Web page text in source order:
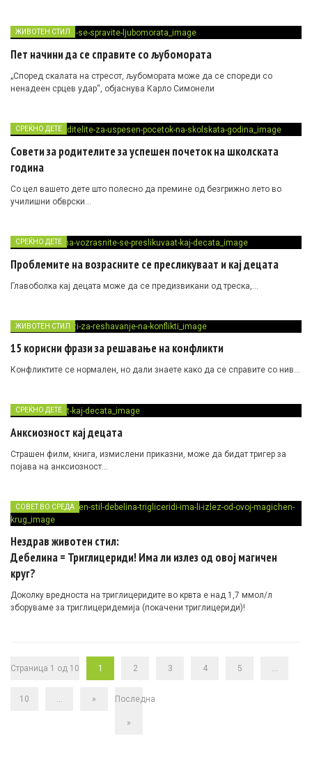
ЖИВОТЕН СТИЛ
Пет начини да се справите со љубомората
„Според скалата на стресот, љубомората може да се спореди со
ненадеен срцев удар“, објаснува Карло Симонели
СРЕЌНО ДЕТЕ
Совети за родителите за успешен почеток на школската
година
Со цел вашето дете што полесно да премине од безгрижно лето во
училишни обврски…
СРЕЌНО ДЕТЕ
Проблемите на возрасните се пресликуваат и кај децата
Главоболка кај децата може да се предизвикани од треска,…
ЖИВОТЕН СТИЛ
15 корисни фрази за решавање на конфликти
Конфликтите се нормален, но дали знаете како да се справите со нив…
СРЕЌНО ДЕТЕ
Анксиозност кај децата
Страшен филм, книга, измислени приказни, може да бидат тригер за
појава на анксиозност…
СОВЕТ ВО СРЕДА
Нездрав животен стил:
Дебелина = Триглицериди! Има ли излез од овој магичен
круг?
Доколку вредноста на триглицеридите во крвта е над 1,7 ммол/л
зборуваме за триглицеридемија (покачени триглицериди)!
Страница 1 од 10 1 2 3 4 5 ...
10 ... » Последна
»